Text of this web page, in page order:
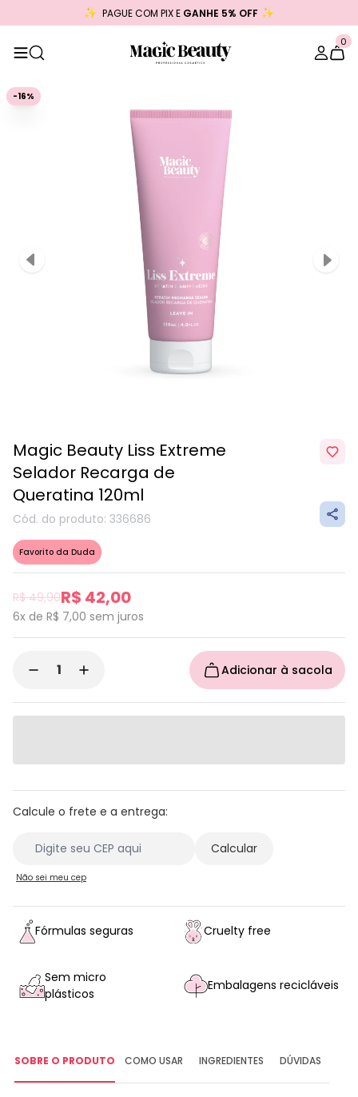
PAGUE COM PIX E GANHE 5% OFF
0
-16%
Magic Beauty Liss Extreme
Selador Recarga de
Queratina 120ml
Cód. do produto: 336686
Favorito da Duda
R$ 49,90R$ 42,00
6x de R$ 7,00 sem juros
Adicionar à sacola
Calcule o frete e a entrega:
Não sei meu cep
Fórmulas seguras Cruelty free
Sem micro
plásticos
Embalagens recicláveis
SOBRE O PRODUTO COMO USAR INGREDIENTES DÚVIDAS